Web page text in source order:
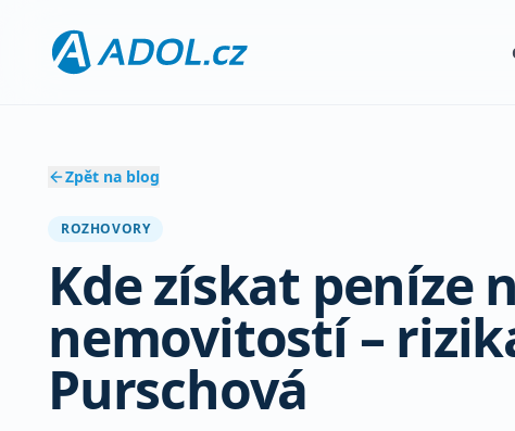
Zpět na blog
ROZHOVORY
Kde získat peníze
nemovitostí –
Purschová